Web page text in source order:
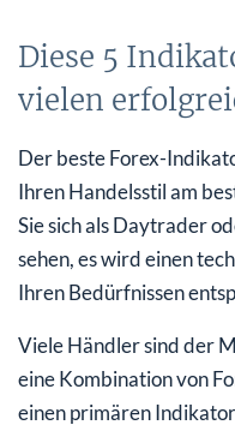
Diese 5
vielen
Der beste Forex-
Ihren Handelsstil am
Sie sich als Daytrader
sehen, es wird einen
Ihren Bedürfnissen
Viele Händler sind der
eine Kombination von
einen primären